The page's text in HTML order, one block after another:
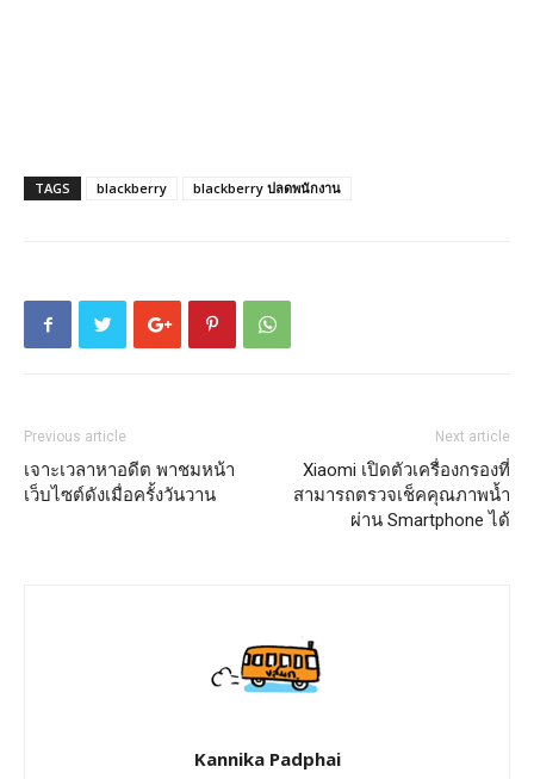
TAGS blackberry blackberry ปลดพนักงาน
Previous article
เจาะเวลาหาอดีต พาชมหน้า
เว็บไซต์ดังเมื่อครั้งวันวาน
Next article
Xiaomi เปิดตัวเครื่องกรองที่
สามารถตรวจเช็คคุณภาพน้ำ
ผ่าน Smartphone ได้
Kannika Padphai